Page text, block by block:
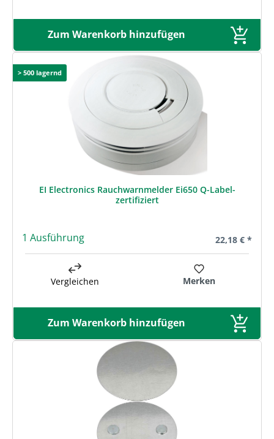
Zum Warenkorb hinzufügen
> 500 lagernd
EI Electronics Rauchwarnmelder Ei650 Q-Label-
zertifiziert
1 Ausführung Regulärer
22,18 € *
Vergleichen Merken
Zum Warenkorb hinzufügen